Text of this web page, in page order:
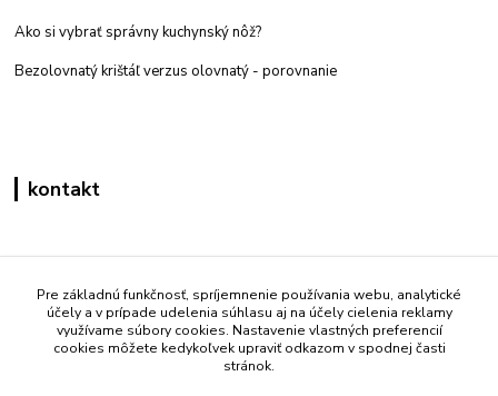
Ako si vybrať správny kuchynský nôž?
Bezolovnatý krištáľ verzus olovnatý - porovnanie
kontakt
+421 908 861 051
(Po - Pia 7:30-15:30)
info@mati.sk
Pre základnú funkčnosť, spríjemnenie používania webu, analytické
účely a v prípade udelenia súhlasu aj na účely cielenia reklamy
využívame súbory cookies. Nastavenie vlastných preferencií
cookies môžete kedykoľvek upraviť odkazom v spodnej časti
stránok.